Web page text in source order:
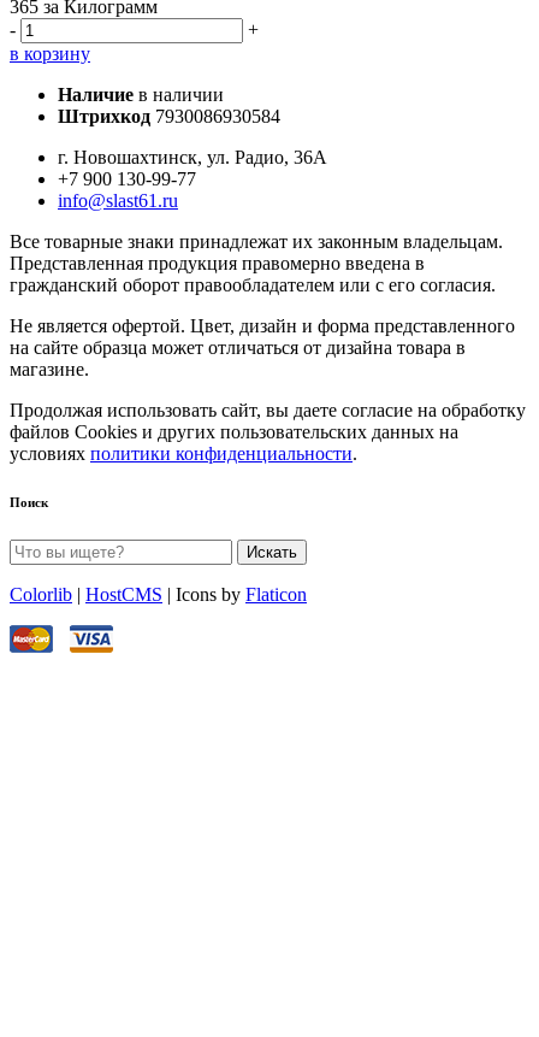
365 за Килограмм
-
+
в корзину
Наличие в наличии
Штрихкод 7930086930584
г. Новошахтинск, ул. Радио, 36А
+7 900 130-99-77
info@slast61.ru
Все товарные знаки принадлежат их законным владельцам.
Представленная продукция правомерно введена в
гражданский оборот правообладателем или с его согласия.
Не является офертой. Цвет, дизайн и форма представленного
на сайте образца может отличаться от дизайна товара в
магазине.
Продолжая использовать сайт, вы даете согласие на обработку
файлов Cookies и других пользовательских данных на
условиях политики конфиденциальности.
Поиск
Искать
Colorlib | HostCMS | Icons by Flaticon